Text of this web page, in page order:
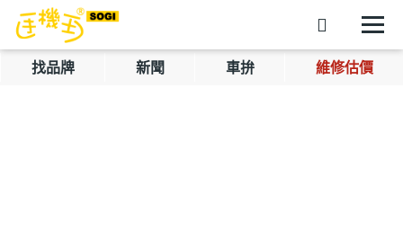
找品牌 新聞 車拚 維修估價